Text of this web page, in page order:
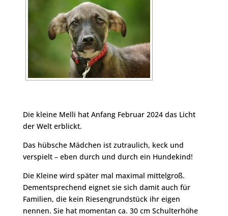
Die kleine Melli hat Anfang Februar 2024 das Licht
der Welt erblickt.
Das hübsche Mädchen ist zutraulich, keck und
verspielt – eben durch und durch ein Hundekind!
Die Kleine wird später mal maximal mittelgroß.
Dementsprechend eignet sie sich damit auch für
Familien, die kein Riesengrundstück ihr eigen
nennen. Sie hat momentan ca. 30 cm Schulterhöhe